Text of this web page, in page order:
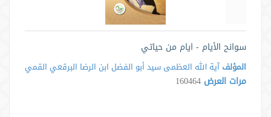
سوانح الأيام - ايام من حياتي
المؤلف آية الله العظمى سيد أبو الفضل ابن الرضا البرقعي القمي
مرات العرض 160464